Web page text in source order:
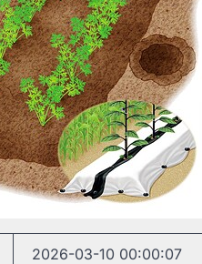
2026-03-10 00:00:07